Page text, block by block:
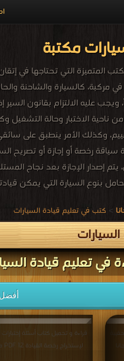
مكتبة
المتميزة التي تحتاجها في
مركبة، كالسيارة والشاحنة
ناحية الاختبار وحالة
وكذلك الأمر ينطبق على
رخصة أو إجازة أو تصريح
يتم إصدار الإجازة بعد نجاح
بنوع السيارة التي يمكن
> كتب في تعليم قيادة السيارات
في تعليم قيادة
قراءة و تحميل كتاب أسئلة إختبارات
لإستخراج رخصة القيادة 12 PDF مجانا